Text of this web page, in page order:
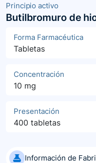
Principio activo
Butilbromuro de
Forma Farmacéutica
Tabletas
Concentración
10 mg
Presentación
400 tabletas
Información de